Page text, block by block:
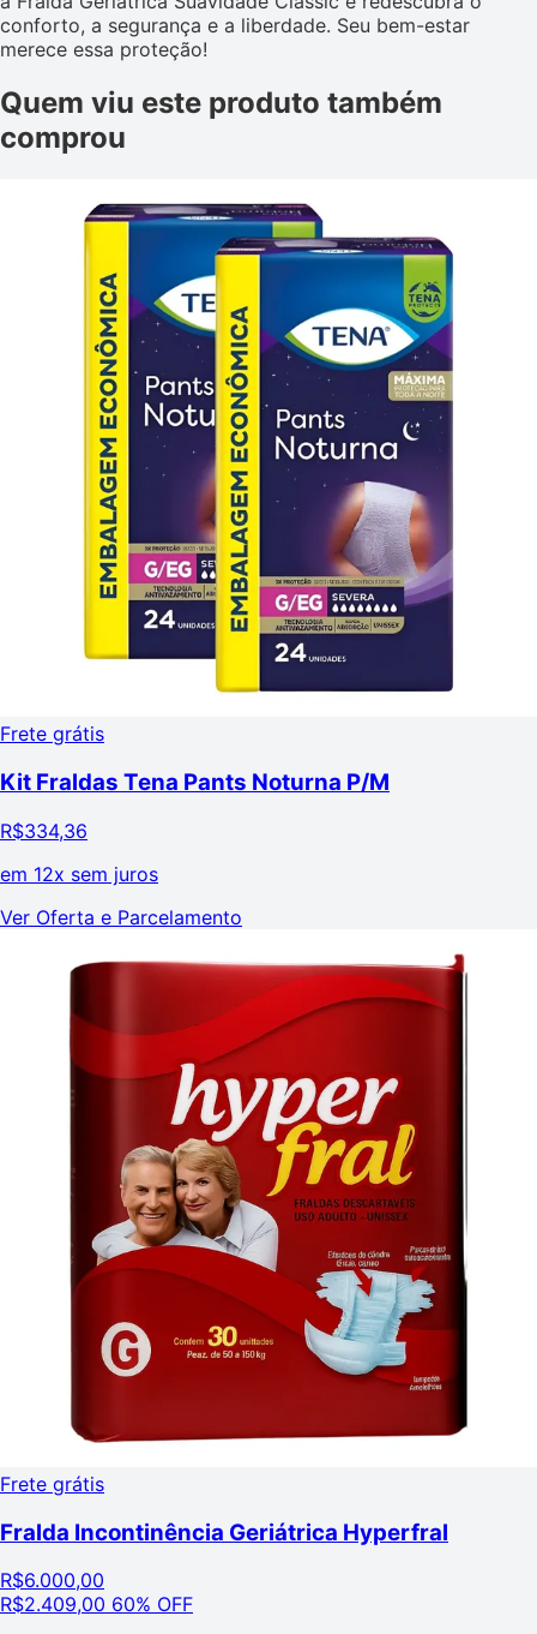
conforto, a segurança e a liberdade. Seu bem-estar
merece essa proteção!
Quem viu este produto também
comprou
Frete grátis
Kit Fraldas Tena Pants Noturna P/M
R$334,36
em 12x sem juros
Ver Oferta e Parcelamento
Frete grátis
Fralda Incontinência Geriátrica Hyperfral
R$6.000,00
R$2.409,00 60% OFF